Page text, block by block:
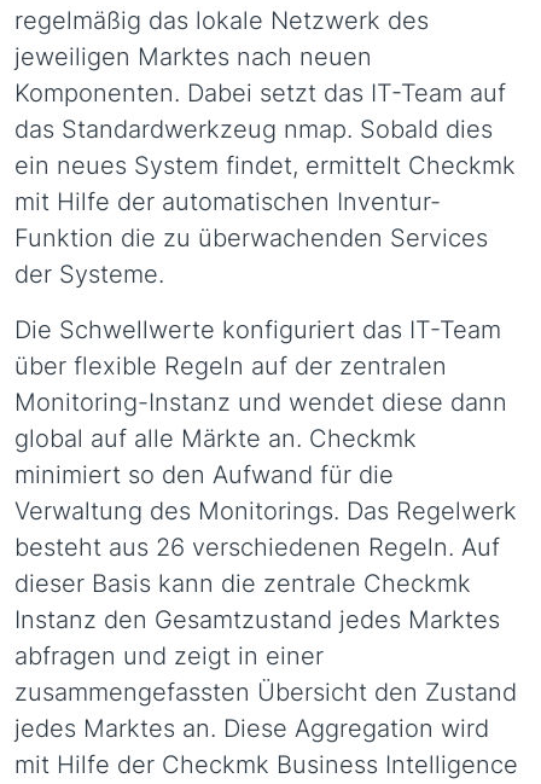
regelmäßig das lokale Netzwerk des
jeweiligen Marktes nach neuen
Komponenten. Dabei setzt das IT-Team auf
das Standardwerkzeug nmap. Sobald dies
ein neues System findet, ermittelt Checkmk
mit Hilfe der automatischen Inventur-
Funktion die zu überwachenden Services
der Systeme.
Die Schwellwerte konfiguriert das IT-Team
über flexible Regeln auf der zentralen
Monitoring-Instanz und wendet diese dann
global auf alle Märkte an. Checkmk
minimiert so den Aufwand für die
Verwaltung des Monitorings. Das Regelwerk
besteht aus 26 verschiedenen Regeln. Auf
dieser Basis kann die zentrale Checkmk
Instanz den Gesamtzustand jedes Marktes
abfragen und zeigt in einer
zusammengefassten Übersicht den Zustand
jedes Marktes an. Diese Aggregation wird
mit Hilfe der Checkmk Business Intelligence